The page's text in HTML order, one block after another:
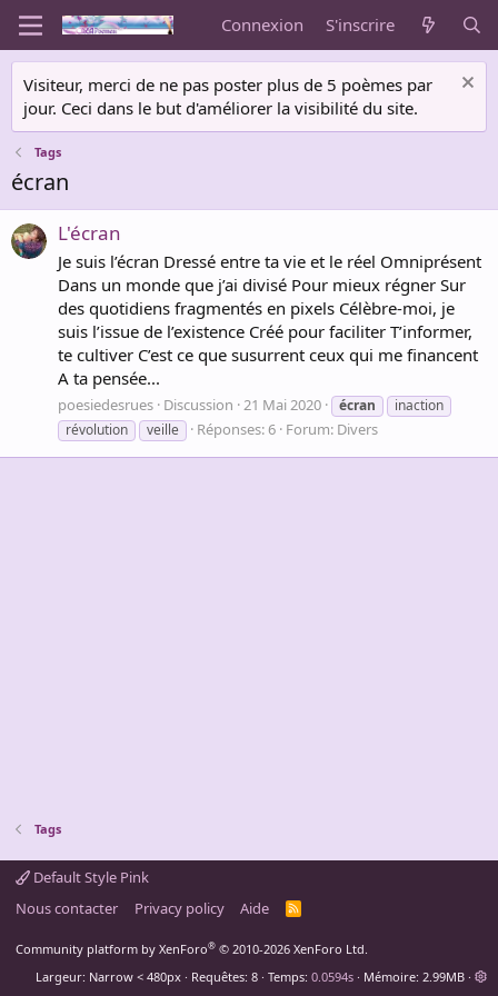
Connexion S'inscrire
Visiteur, merci de ne pas poster plus de 5 poèmes par
jour. Ceci dans le but d'améliorer la visibilité du site.
Tags
écran
L'écran
Je suis l’écran Dressé entre ta vie et le réel Omniprésent
Dans un monde que j’ai divisé Pour mieux régner Sur
des quotidiens fragmentés en pixels Célèbre-moi, je
suis l’issue de l’existence Créé pour faciliter T’informer,
te cultiver C’est ce que susurrent ceux qui me financent
A ta pensée...
poesiedesrues Discussion 21 Mai 2020 écran
inaction
révolution
veille Réponses: 6 Forum: Divers
Tags
Default Style Pink
Nous contacter
Privacy policy Aide
R
Community platform by XenForo® © 2010-2026 XenForo Ltd.
Largeur
Requêtes 8 Temps 0.0594s Mémoire 2.99MB